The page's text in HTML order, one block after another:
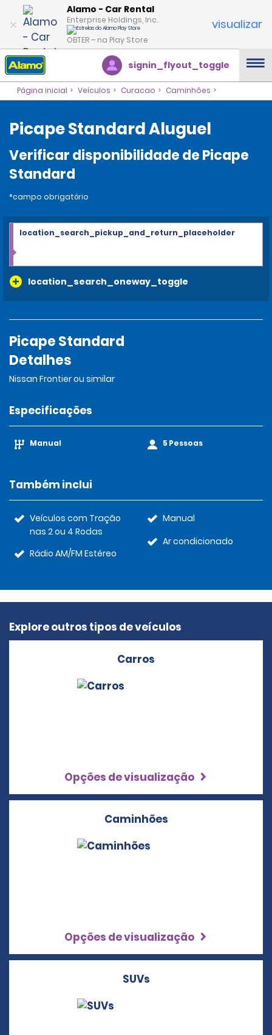
Alamo - Car Rental
Enterprise Holdings, Inc.
OBTER – na Play Store
visualizar
signin_flyout_toggle
Página inicial Veículos Curacao Caminhões
Picape Standard Aluguel
Verificar disponibilidade de Picape
Standard
*campo obrigatório
location_search_oneway_toggle
location_search_pickup_and_return_placeholder
Picape Standard
Detalhes
Nissan Frontier ou similar
Especificações
Manual 5 Pessoas
Também inclui
Veículos com Tração
nas 2 ou 4 Rodas
Rádio AM/FM Estéreo
Manual
Ar condicionado
Explore outros tipos de veículos
Carros
Opções de visualização
Caminhões
Opções de visualização
SUVs